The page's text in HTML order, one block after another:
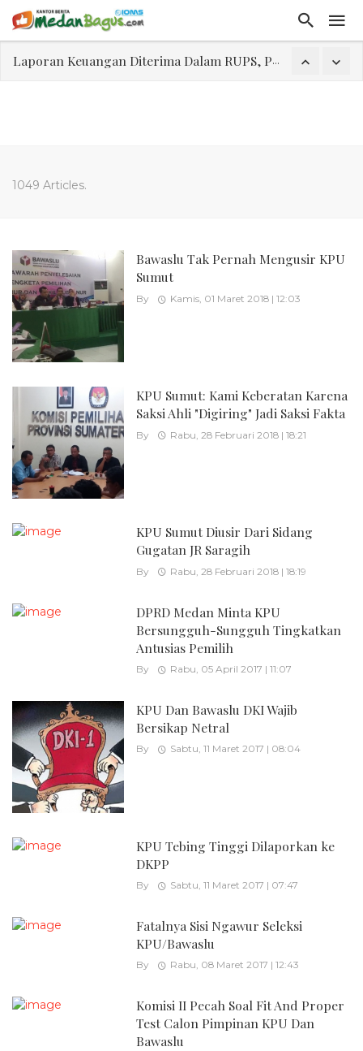
Laporan Keuangan Diterima Dalam RUPS, Pelaporan Hingga Penahanan Mantan Direktur PT GKS Dinilai Rancu
1049 Articles.
Bawaslu Tak Pernah Mengusir KPU
Sumut
By Kamis, 01 Maret 2018 | 12:03
KPU Sumut: Kami Keberatan Karena
Saksi Ahli "Digiring" Jadi Saksi Fakta
By Rabu, 28 Februari 2018 | 18:21
KPU Sumut Diusir Dari Sidang
Gugatan JR Saragih
By Rabu, 28 Februari 2018 | 18:19
DPRD Medan Minta KPU
Bersungguh-Sungguh Tingkatkan
Antusias Pemilih
By Rabu, 05 April 2017 | 11:07
KPU Dan Bawaslu DKI Wajib
Bersikap Netral
By Sabtu, 11 Maret 2017 | 08:04
KPU Tebing Tinggi Dilaporkan ke
DKPP
By Sabtu, 11 Maret 2017 | 07:47
Fatalnya Sisi Ngawur Seleksi
KPU/Bawaslu
By Rabu, 08 Maret 2017 | 12:43
Komisi II Pecah Soal Fit And Proper
Test Calon Pimpinan KPU Dan
Bawaslu